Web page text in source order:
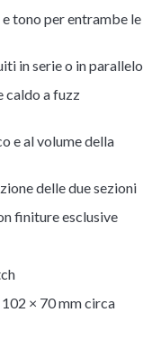
tono per entrambe le
in serie o in parallelo
caldo a fuzz
e al volume della
delle due sezioni
finiture esclusive
× 70 mm circa